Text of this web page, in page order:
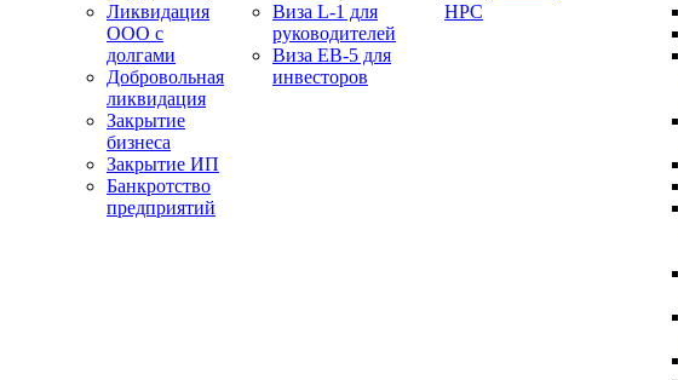
Ликвидация
ООО с
долгами
Добровольная
ликвидация
Закрытие
бизнеса
Закрытие ИП
Банкротство
предприятий
Виза L-1 для
руководителей
Виза EB-5 для
инвесторов
НРС